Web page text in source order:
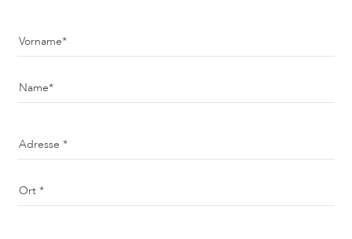
Vorname
Name
Adresse
Ort